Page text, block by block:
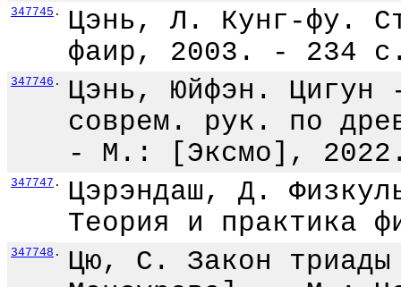
347745 .
Цэнь, Л. Кунг-фу.
фаир, 2003. - 234
347746 .
Цэнь, Юйфэн. Цигун
соврем. рук. по
- М.: [Эксмо],
347747 .
Цэрэндаш, Д.
Теория и
347748 .
Цю, С. Закон